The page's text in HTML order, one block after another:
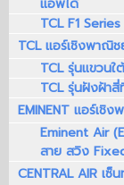
TCL F1
TCL แอร์เชิงพาณิ
TCL รุ่นแขวน
TCL รุ่นฝังฝ้า
EMINENT แอร์เชิ
Eminent Air
สาย สวิง
CENTRAL AIR เซ็